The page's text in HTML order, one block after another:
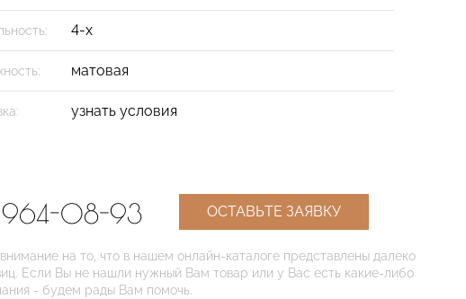
4-х
матовая
узнать условия
964-08-93 ОСТАВЬТЕ ЗАЯВКУ
на то, что в нашем онлайн-каталоге представлены далеко
Если Вы не нашли нужный Вам товар или у Вас есть какие-либо
- будем рады Вам помочь.